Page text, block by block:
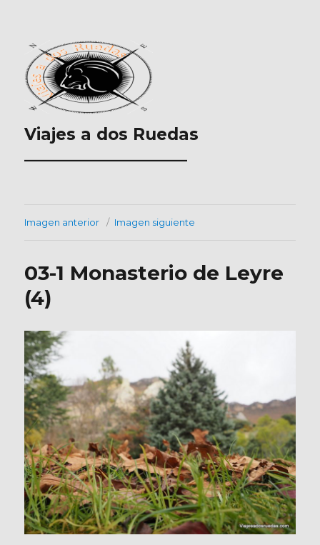
Viajes a dos Ruedas
___________________
Imagen anterior Imagen siguiente
03-1 Monasterio de Leyre
(4)